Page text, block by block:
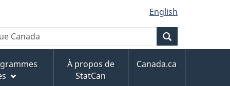
English
À propos de
StatCan
Canada.ca